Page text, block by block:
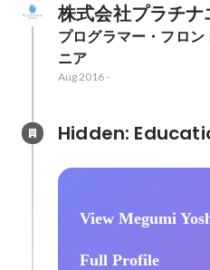
株式会社プラチナ
プログラマー・フロ
ニア
Aug 2016-
View Megumi
Full Profile